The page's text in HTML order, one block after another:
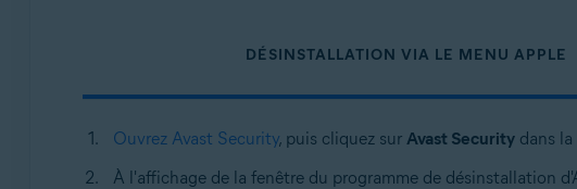
Apple Mac OS X 10.11.x (El Capitan)
DÉSINSTALLATION VIA LE MENU APPLE
Ouvrez Avast Security, puis cliquez sur Avast Securitydans la
À l'affichage de la fenêtre du programme de désinstallation